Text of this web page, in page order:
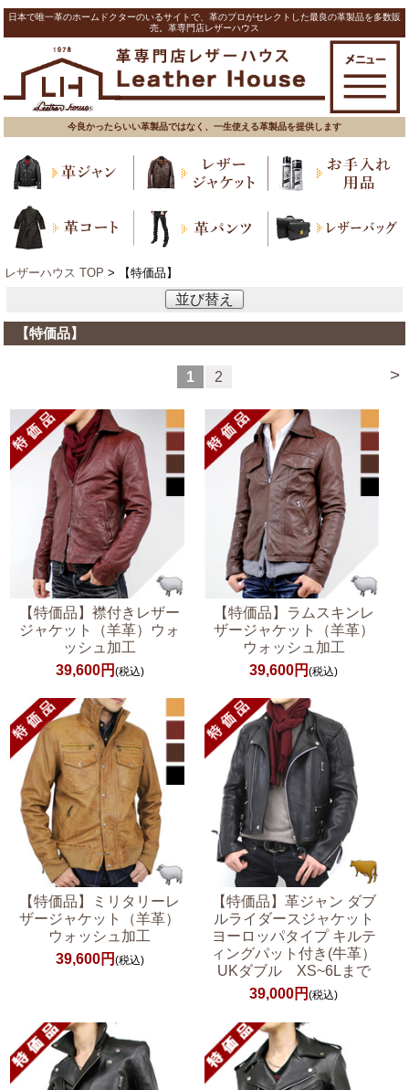
日本で唯一革のホームドクターのいるサイトで、革のプロがセレクトした最良の革製品を多数販
売。革専門店レザーハウス
今良かったらいい革製品ではなく、一生使える革製品を提供します
レザーハウス TOP > 【特価品】
並び替え
【特価品】
>
1 2
【特価品】襟付きレザー
ジャケット（羊革）ウォ
ッシュ加工
39,600円 (税込)
【特価品】ラムスキンレ
ザージャケット（羊革）
ウォッシュ加工
39,600円(税込)
【特価品】ミリタリーレ
ザージャケット（羊革）
ウォッシュ加工
39,600円 (税込)
【特価品】革ジャン ダブ
ルライダースジャケット
ヨーロッパタイプ キルテ
ィングパット付き(牛革）
UKダブル XS~6Lまで
39,000円(税込)